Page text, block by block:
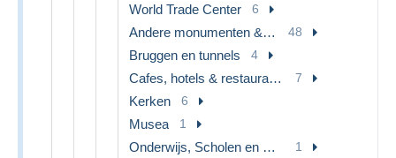
World Trade Center 6
Andere monumenten & gebouwen 48
Bruggen en tunnels 4
Cafes, hotels & restaurants 7
Kerken 6
Musea 1
Onderwijs, Scholen en Universiteiten 1